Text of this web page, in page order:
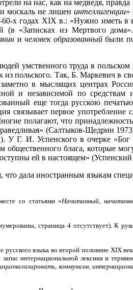
на нас, как на медведя,
москаль не лишен интеллигенции»
х годах XIX в.: «Нужно иметь в
(в «Записках из Мертвого
ичеловек образованныйбыли
умственного труда в
из польского. Так, Б. Маркевич в
в мыслящих центрах
и независимой по средствам
еще тогда русскою
связывает первое употребление
полагают, что
(Салтыков-Щедрин
Г. И. Успенского в очерке «Бог
общественного блага, которые
ей в настоящем»
что дала иностранным языкам
со статьями «Начитанный,
страница 4 отсутствует). К
языка во второй половине XIX
интернациональной лексики и
, коммунизм,